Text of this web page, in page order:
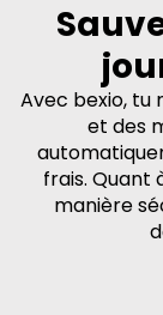
Avec bexio, tu
et des
frais. Quant
manière